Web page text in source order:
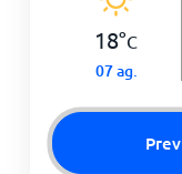
18°C
07 ag.